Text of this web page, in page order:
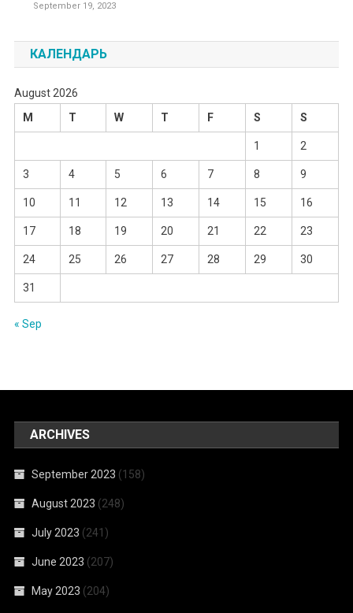
September 19, 2023
КАЛЕНДАРЬ
August 2026
M
T W T F S S
1 2
3 4 5 6 7 8 9
10 11 12 13 14 15 16
17 18 19 20 21 22 23
24 25 26 27 28 29 30
31
« Sep
ARCHIVES
September 2023 (158)
August 2023 (248)
July 2023 (241)
June 2023 (207)
May 2023 (204)